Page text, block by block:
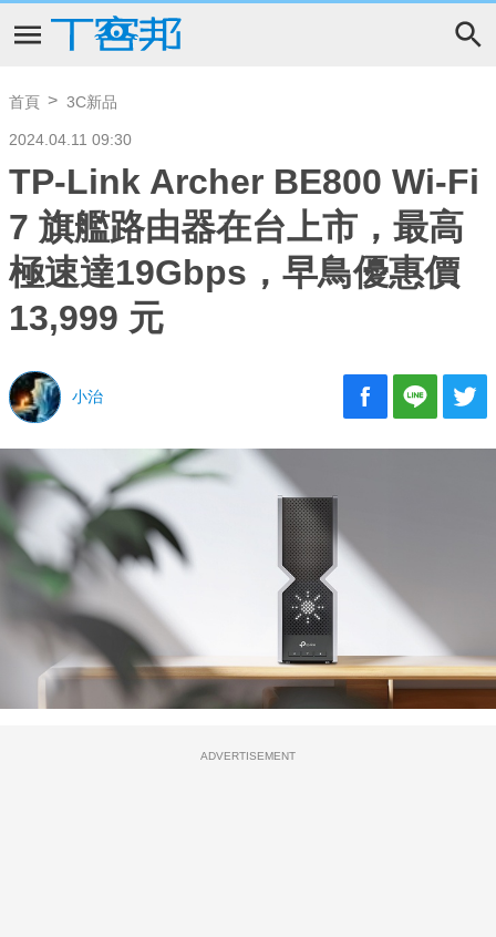
首頁 3C新品
2024.04.11 09:30
TP-Link Archer BE800 Wi-Fi
7 旗艦路由器在台上市，最高
極速達19Gbps，早鳥優惠價
13,999 元
小治
ADVERTISEMENT